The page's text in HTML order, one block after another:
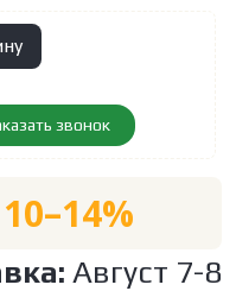
звонок
Август 7-8
10–14%